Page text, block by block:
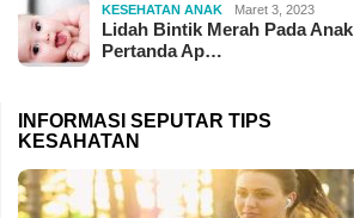
KESEHATAN ANAK Maret 3, 2023
Lidah Bintik Merah Pada Anak
Pertanda Ap…
INFORMASI SEPUTAR TIPS
KESAHATAN